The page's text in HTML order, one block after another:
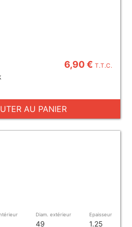
6,90 €T.T.C.
AU PANIER
Diam. extérieur
49
Epaisseur
1.25